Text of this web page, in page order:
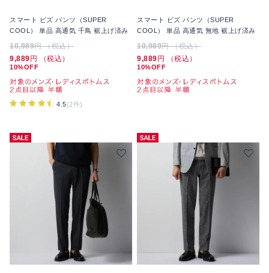
スマート ビズ パンツ（SUPER
COOL） 単品 高通気 千鳥 裾上げ済み
10,989円 （税込）
9,889 円 （税込）
10%OFF
4.5(2件)
スマート ビズ パンツ（SUPER
COOL） 単品 高通気 無地 裾上げ済み
10,989円 （税込）
9,889 円 （税込）
10%OFF